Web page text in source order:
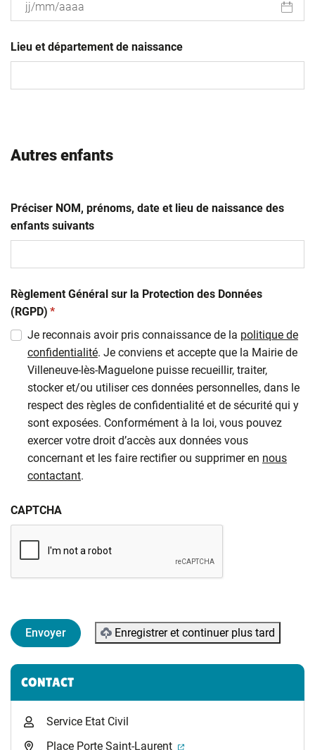
slash
MM
Lieu et département de naissance
Autres enfants
Préciser NOM, prénoms, date et lieu de naissance des
enfants suivants
Règlement Général sur la Protection des Données
(RGPD) (obligatoire)
*
Je reconnais avoir pris connaissance de la politique de
confidentialité. Je conviens et accepte que la Mairie de
Villeneuve-lès-Maguelone puisse recueillir, traiter,
stocker et/ou utiliser ces données personnelles, dans le
respect des règles de confidentialité et de sécurité qui y
sont exposées. Conformément à la loi, vous pouvez
exercer votre droit d’accès aux données vous
concernant et les faire rectifier ou supprimer en nous
contactant.
CAPTCHA
Enregistrer et continuer plus tard
Informations complémentaires
CONTACT
Service Etat Civil
Place Porte Saint-Laurent
(ouverture dans un